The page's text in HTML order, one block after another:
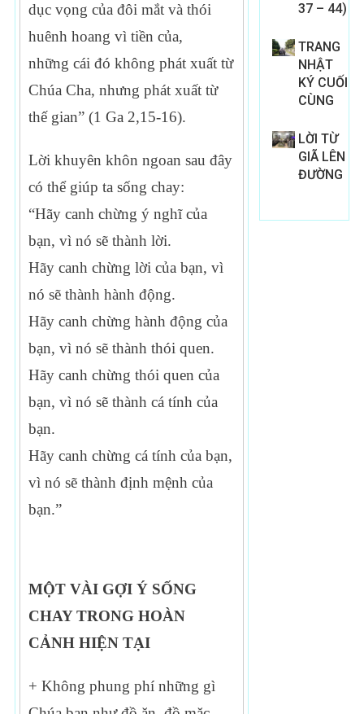
dục vọng của đôi mắt và thói
huênh hoang vì tiền của,
những cái đó không phát xuất từ
Chúa Cha, nhưng phát xuất từ
thế gian” (1 Ga 2,15-16).
Lời khuyên khôn ngoan sau đây
có thể giúp ta sống chay:
“Hãy canh chừng ý nghĩ của
bạn, vì nó sẽ thành lời.
Hãy canh chừng lời của bạn, vì
nó sẽ thành hành động.
Hãy canh chừng hành động của
bạn, vì nó sẽ thành thói quen.
Hãy canh chừng thói quen của
bạn, vì nó sẽ thành cá tính của
bạn.
Hãy canh chừng cá tính của bạn,
vì nó sẽ thành định mệnh của
bạn.”
MỘT VÀI GỢI Ý SỐNG
CHAY TRONG HOÀN
CẢNH HIỆN TẠI
+ Không phung phí những gì
37 – 44)
TRANG
NHẬT
KÝ CUỐI
CÙNG
LỜI TỪ
GIÃ LÊN
ĐƯỜNG